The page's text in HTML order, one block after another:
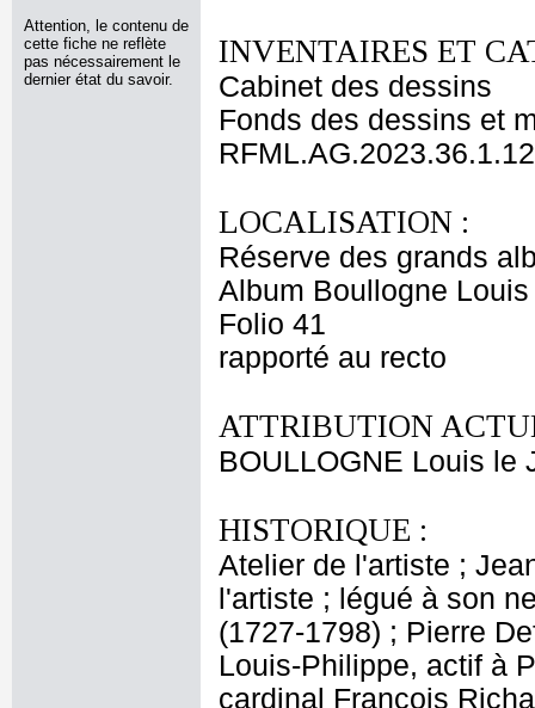
Attention, le contenu de
cette fiche ne reflète
pas nécessairement le
dernier état du savoir.
INVENTAIRES ET
Cabinet des dessins
Fonds des dessins et
LOCALISATION :
Réserve des grands
Album Boullogne
Folio 41
rapporté au recto
ATTRIBUTION
BOULLOGNE Louis le
HISTORIQUE :
Atelier de l'artiste ;
l'artiste ; légué à son
(1727-1798) ; Pierre
Louis-Philippe, actif à
cardinal François